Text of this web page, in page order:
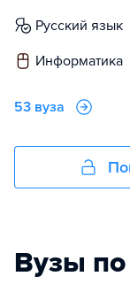
русский язык
информатика
53 вуза
Вузы по